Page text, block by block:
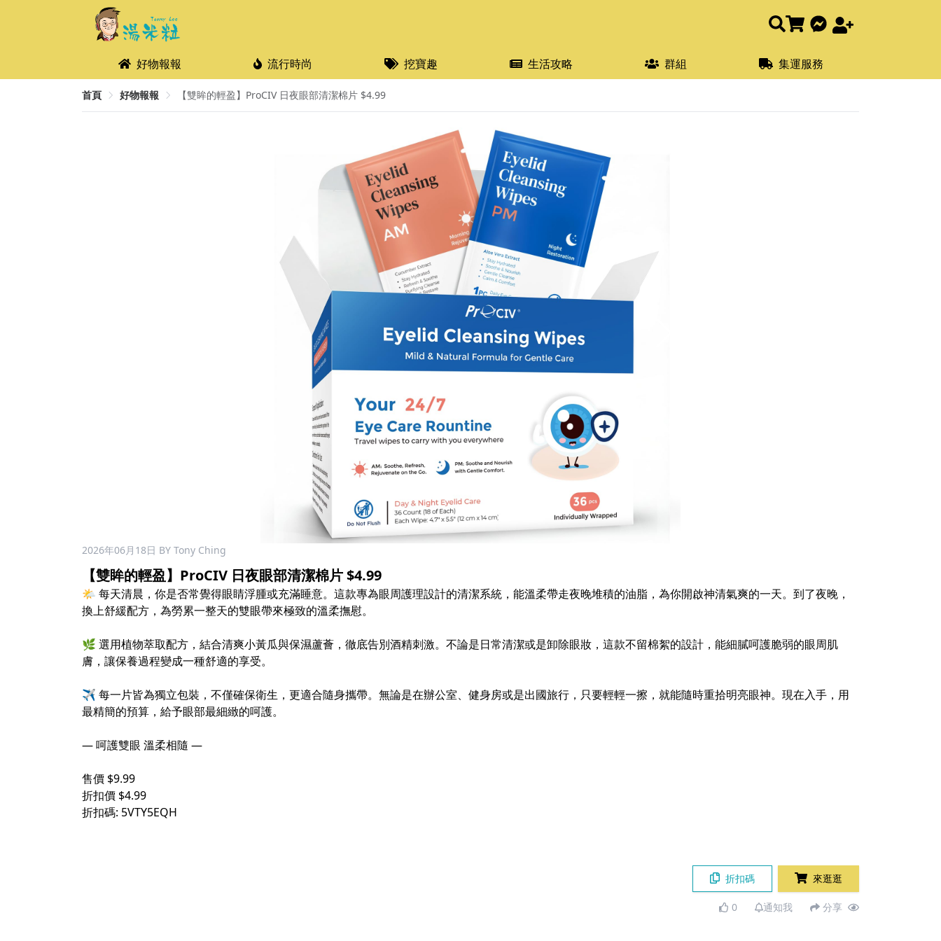
好物報報 流行時尚 挖寶趣 生活攻略 群組 集運服務
首頁 好物報報 【雙眸的輕盈】ProCIV 日夜眼部清潔棉片 $4.99
2026年06月18日 BY Tony Ching
【雙眸的輕盈】ProCIV 日夜眼部清潔棉片 $4.99
🌤 每天清晨，你是否常覺得眼睛浮腫或充滿睡意。這款專為眼周護理設計的清潔系統，能溫柔帶走夜晚堆積的油脂，為你開啟神清氣爽的一天。到了夜晚，
換上舒緩配方，為勞累一整天的雙眼帶來極致的溫柔撫慰。
🌿 選用植物萃取配方，結合清爽小黃瓜與保濕蘆薈，徹底告別酒精刺激。不論是日常清潔或是卸除眼妝，這款不留棉絮的設計，能細膩呵護脆弱的眼周肌
膚，讓保養過程變成一種舒適的享受。
✈️ 每一片皆為獨立包裝，不僅確保衛生，更適合隨身攜帶。無論是在辦公室、健身房或是出國旅行，只要輕輕一擦，就能隨時重拾明亮眼神。現在入手，用
最精簡的預算，給予眼部最細緻的呵護。
— 呵護雙眼 溫柔相隨 —
售價 $9.99
折扣價 $4.99
折扣碼: 5VTY5EQH
折扣碼 來逛逛
0 通知我 分享